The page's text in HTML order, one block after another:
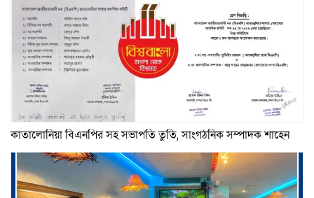
কাতালোনিয়া বিএনপির সহ সভাপতি তুতি, সাংগঠনিক সম্পাদক শাহেন